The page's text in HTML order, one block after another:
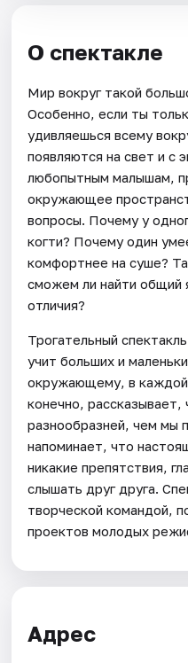
О спектакле
Мир вокруг такой
Особенно, если ты
удивляешься всему
появляются на свет и с
любопытным малышам,
окружающее
вопросы. Почему у
когти? Почему один
комфортнее на суше?
сможем ли найти общий
отличия?
Трогательный
учит больших и
окружающему, в
конечно, рассказывает,
разнообразней, чем мы
напоминает, что
никакие препятствия,
слышать друг друга.
творческой командой,
проектов молодых
Адрес